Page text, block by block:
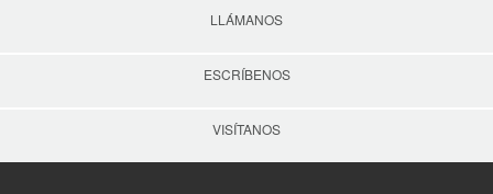
LLÁMANOS
ESCRÍBENOS
VISÍTANOS